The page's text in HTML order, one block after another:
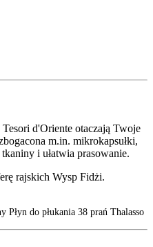
d'Oriente otaczają Twoje
m.in. mikrokapsułki,
i ułatwia prasowanie.
rajskich Wysp Fidżi.
do płukania 38 prań Thalasso